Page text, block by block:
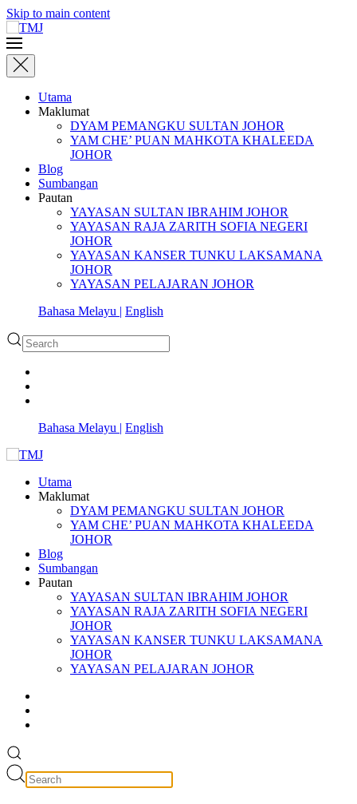
Skip to main content
Utama
Maklumat
DYAM PEMANGKU SULTAN JOHOR
YAM CHE’ PUAN MAHKOTA KHALEEDA
JOHOR
Blog
Sumbangan
Pautan
YAYASAN SULTAN IBRAHIM JOHOR
YAYASAN RAJA ZARITH SOFIA NEGERI
JOHOR
YAYASAN KANSER TUNKU LAKSAMANA
JOHOR
YAYASAN PELAJARAN JOHOR
Bahasa Melayu | English
Bahasa Melayu | English
Utama
Maklumat
DYAM PEMANGKU SULTAN JOHOR
YAM CHE’ PUAN MAHKOTA KHALEEDA
JOHOR
Blog
Sumbangan
Pautan
YAYASAN SULTAN IBRAHIM JOHOR
YAYASAN RAJA ZARITH SOFIA NEGERI
JOHOR
YAYASAN KANSER TUNKU LAKSAMANA
JOHOR
YAYASAN PELAJARAN JOHOR